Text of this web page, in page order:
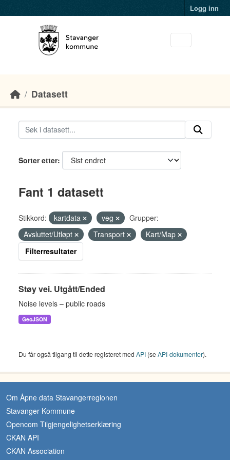
Logg inn
Datasett
Sorter etter
Fant 1 datasett
Stikkord: kartdata veg
Grupper:
Avsluttet/Utløpt
Transport
Kart/Map
Filterresultater
Støy vei. Utgått/Ended
Noise levels – public roads
GeoJSON
Du får også tilgang til dette registeret med API (seAPI-dokumenter).
Om Åpne data Stavangerregionen
Stavanger Kommune
Opencom Tilgjengelighetserklæring
CKAN API
CKAN Association